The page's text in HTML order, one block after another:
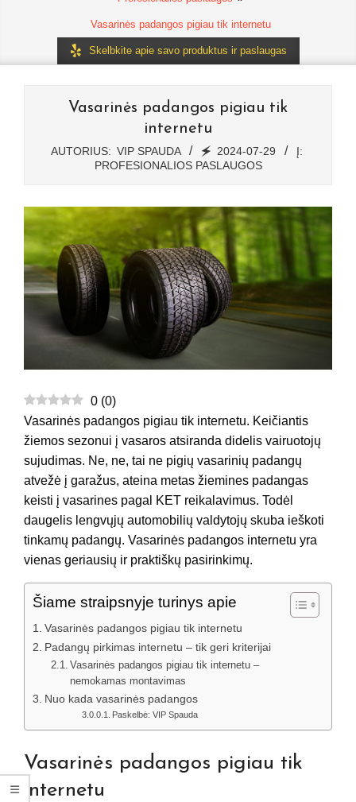
Vasarinės padangos pigiau tik internetu
Skelbkite apie savo produktus ir paslaugas
Vasarinės padangos pigiau tik
internetu
AUTORIUS: VIP SPAUDA 🗲 2024-07-29
Į:
PROFESIONALIOS PASLAUGOS
0 (0)
Vasarinės padangos pigiau tik internetu. Keičiantis
žiemos sezonui į vasaros atsiranda didelis vairuotojų
sujudimas. Ne, ne, tai ne pigių vasarinių padangų
atvežė į garažus, ateina metas žiemines padangas
keisti į vasarines pagal KET reikalavimus. Todėl
daugelis lengvųjų automobilių valdytojų skuba ieškoti
tinkamų padangų. Vasarinės padangos internetu yra
vienas geriausių ir praktiškų pasirinkimų.
Šiame straipsnyje turinys apie
Vasarinės padangos pigiau tik internetu
Padangų pirkimas internetu – tik geri kriterijai
Vasarinės padangos pigiau tik internetu –
nemokamas montavimas
Nuo kada vasarinės padangos
Paskelbė: VIP Spauda
Vasarinės padangos pigiau tik
internetu